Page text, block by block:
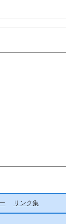
リンク集